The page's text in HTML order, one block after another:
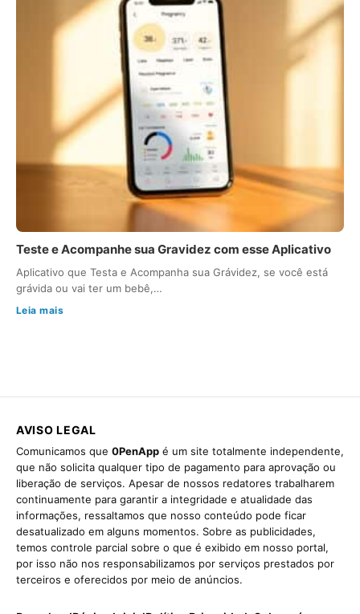
Teste e Acompanhe sua Gravidez com esse Aplicativo
Aplicativo que Testa e Acompanha sua Grávidez, se você está
grávida ou vai ter um bebê,…
Leia mais
AVISO LEGAL
Comunicamos que 0PenApp é um site totalmente independente,
que não solicita qualquer tipo de pagamento para aprovação ou
liberação de serviços. Apesar de nossos redatores trabalharem
continuamente para garantir a integridade e atualidade das
informações, ressaltamos que nosso conteúdo pode ficar
desatualizado em alguns momentos. Sobre as publicidades,
temos controle parcial sobre o que é exibido em nosso portal,
por isso não nos responsabilizamos por serviços prestados por
terceiros e oferecidos por meio de anúncios.